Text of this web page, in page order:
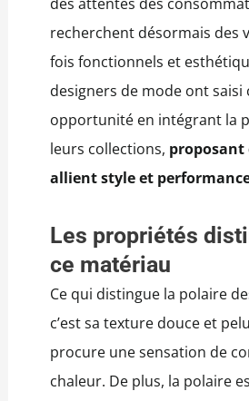
recherchent désormais des
fois fonctionnels et
designers de mode ont saisi
opportunité en intégrant la
leurs collections, proposant
allient style et
Les propriétés
ce matériau
Ce qui distingue la polaire
c’est sa texture douce et
procure une sensation de
chaleur. De plus, la polaire